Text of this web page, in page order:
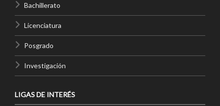
Bachillerato
Licenciatura
Posgrado
Investigación
LIGAS DE INTERÉS